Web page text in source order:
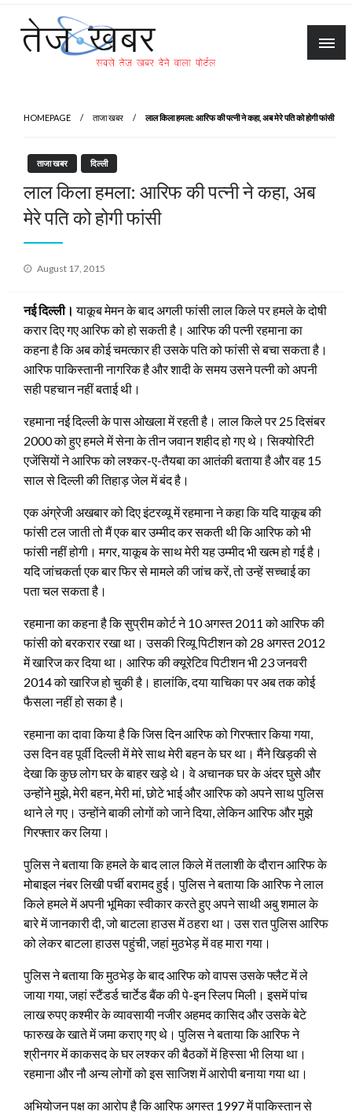
Skip
content
HOMEPAGE ताजा खबर लाल किला हमला: आरिफ की पत्‍नी ने कहा, अब मेरे पति को होगी फांसी
ताजा खबर दिल्ली
लाल किला हमला: आरिफ की पत्‍नी ने कहा, अब
मेरे पति को होगी फांसी
Posted
August 17, 2015
नई दिल्ली।याकूब मेमन के बाद अगली फांसी लाल किले पर हमले के दोषी
करार दिए गए आरिफ को हो सकती है। आरिफ की पत्नी रहमाना का
कहना है कि अब कोई चमत्कार ही उसके पति को फांसी से बचा सकता है।
आरिफ पाकिस्तानी नागरिक है और शादी के समय उसने पत्नी को अपनी
सही पहचान नहीं बताई थी।
रहमाना नई दिल्ली के पास ओखला में रहती है। लाल किले पर 25 दिसंबर
2000 को हुए हमले में सेना के तीन जवान शहीद हो गए थे। सिक्‍योरिटी
एजेंसियों ने आरिफ को लश्कर-ए-तैयबा का आतंकी बताया है और वह 15
साल से दिल्ली की तिहाड़ जेल में बंद है।
एक अंग्रेजी अखबार को दिए इंटरव्यू में रहमाना ने कहा कि यदि याकूब की
फांसी टल जाती तो मैं एक बार उम्मीद कर सकती थी कि आरिफ को भी
फांसी नहीं होगी। मगर, याकूब के साथ मेरी यह उम्मीद भी खत्म हो गई है।
यदि जांचकर्ता एक बार फिर से मामले की जांच करें, तो उन्‍हें सच्‍चाई का
पता चल सकता है।
रहमाना का कहना है कि सुप्रीम कोर्ट ने 10 अगस्‍त 2011 को आरिफ की
फांसी को बरकरार रखा था। उसकी रिव्यू पिटीशन को 28 अगस्त 2012
में खारिज कर दिया था। आरिफ की क्यूरेटिव पिटीशन भी 23 जनवरी
2014 को खारिज हो चुकी है। हालांकि, दया याचिका पर अब तक कोई
फैसला नहीं हो सका है।
रहमाना का दावा किया है कि जिस दिन आरिफ को गिरफ्तार किया गया,
उस दिन वह पूर्वी दिल्‍ली में मेरे साथ मेरी बहन के घर था। मैंने खिड़की से
देखा कि कुछ लोग घर के बाहर खड़े थे। वे अचानक घर के अंदर घुसे और
उन्‍होंने मुझे, मेरी बहन, मेरी मां, छोटे भाई और आरिफ को अपने साथ पुलिस
थाने ले गए। उन्‍होंने बाकी लोगों को जाने दिया, लेकिन आरिफ और मुझे
गिरफ्तार कर लिया।
पुलिस ने बताया कि हमले के बाद लाल किले में तलाशी के दौरान आरिफ के
मोबाइल नंबर लिखी पर्ची बरामद हुई। पुलिस ने बताया कि अ‍ारिफ ने लाल
किले हमले में अपनी भूमिका स्‍वीकार करते हुए अपने साथी अबु शमाल के
बारे में जानकारी दी, जो बाटला हाउस में ठहरा था। उस रात पुलिस आरिफ
को लेकर बाटला हाउस पहुंची, जहां मुठभेड़ में वह मारा गया।
पुलिस ने बताया कि मुठभेड़ के बाद आरिफ को वापस उसके फ्लैट में ले
जाया गया, जहां स्‍टैंडर्ड चार्टेड बैंक की पे-इन स्लिप मिली। इसमें पांच
लाख रुपए कश्‍मीर के व्‍यावसायी नजीर अहमद कासिद और उसके बेटे
फारुख के खाते में जमा कराए गए थे। पुलिस ने बताया कि आरिफ ने
श्रीनगर में काकसद के घर लश्‍कर की बैठकों में हिस्‍सा भी लिया था।
रहमाना और नौ अन्‍य लोगों को इस साजिश में आरोपी बनाया गया था।
अभियोजन पक्ष का आरोप है कि आरिफ अगस्‍त 1997 में पाकिस्तान से